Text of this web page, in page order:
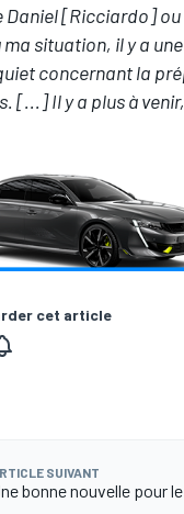
Daniel [Ricciardo]
situation, il y a
concernant la
[...] Il y a plus à
cet article
SUIVANT
bonne nouvelle pour